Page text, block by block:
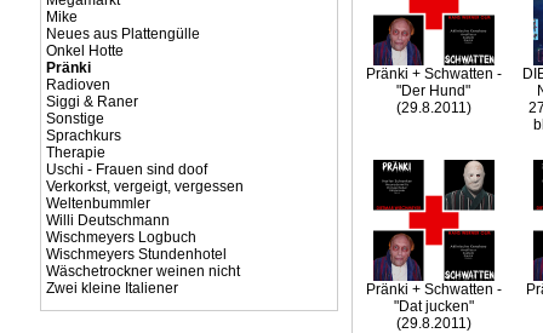
Mike
Neues aus Plattengülle
Onkel Hotte
Pränki
Radioven
Siggi & Raner
Sonstige
Sprachkurs
Therapie
Uschi - Frauen sind doof
Verkorkst, vergeigt, vergessen
Weltenbummler
Willi Deutschmann
Wischmeyers Logbuch
Wischmeyers Stundenhotel
Wäschetrockner weinen nicht
Zwei kleine Italiener
Pränki + Schwatten -
"Der Hund"
(29.8.2011)
Pränki + Schwatten -
"Dat jucken"
(29.8.2011)